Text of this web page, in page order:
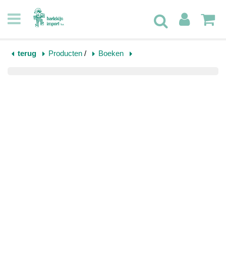
terug Producten / Boeken